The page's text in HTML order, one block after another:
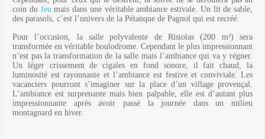
coin du feu mais dans une véritable ambiance estivale. Un lit de sable,
des parasols, c’est l’univers de la Pétanque de Pagnol qui est recréé.
Pour l’occasion, la salle polyvalente de Ristolas (200 m²) sera
transformée en véritable boulodrome. Cependant le plus impressionnant
n’est pas la transformation de la salle mais l’ambiance qui va y régner.
Un léger crissement de cigales en fond sonore, il fait chaud, la
luminosité est rayonnante et l’ambiance est festive et conviviale. Les
vacanciers pourront s’imaginer sur la place d’un village provençal.
L’ambiance est surprenante mais bien palpable, elle est d’autant plus
impressionnante après avoir passé la journée dans un milieu
montagnard en hiver.